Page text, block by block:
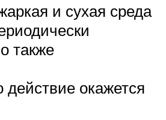
и сухая среда
также
окажется